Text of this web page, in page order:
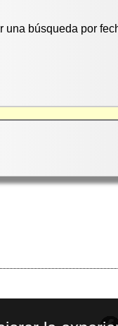
una búsqueda por